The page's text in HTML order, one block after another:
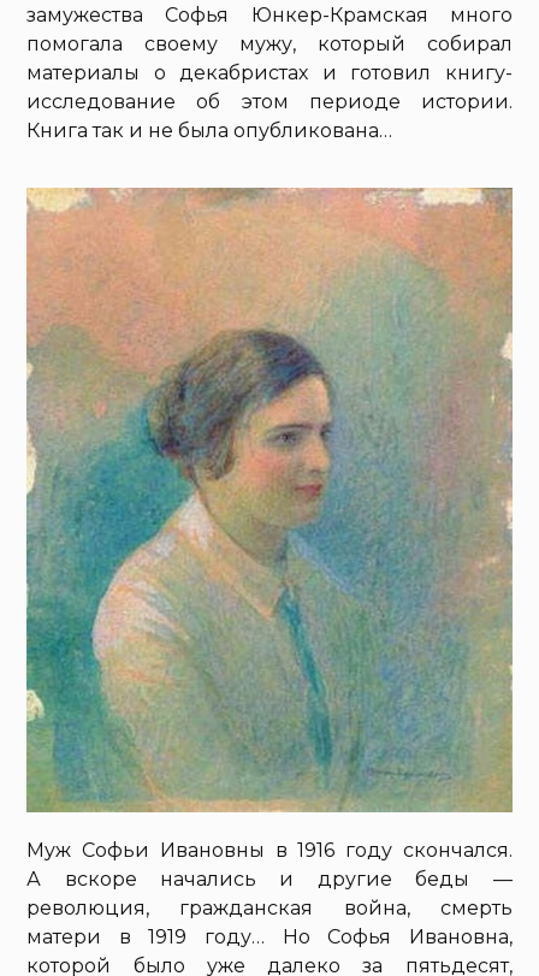
замужества Софья Юнкер-Крамская много
помогала своему мужу, который собирал
материалы о декабристах и готовил книгу-
исследование об этом периоде истории.
Книга так и не была опубликована…
Муж Софьи Ивановны в 1916 году скончался.
А вскоре начались и другие беды —
революция, гражданская война, смерть
матери в 1919 году… Но Софья Ивановна,
которой было уже далеко за пятьдесят,